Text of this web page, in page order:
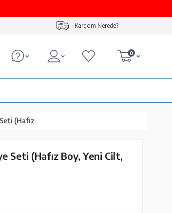
Kargom Nerede?
0
Cilt, Pembe)
Seti (Hafız Boy, Yeni Cilt,